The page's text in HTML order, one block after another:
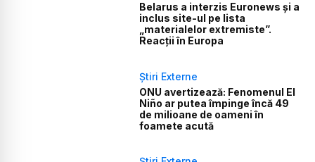
Belarus a interzis Euronews și a
inclus site-ul pe lista
„materialelor extremiste”.
Reacții în Europa
Știri Externe
ONU avertizează: Fenomenul El
Niño ar putea împinge încă 49
de milioane de oameni în
foamete acută